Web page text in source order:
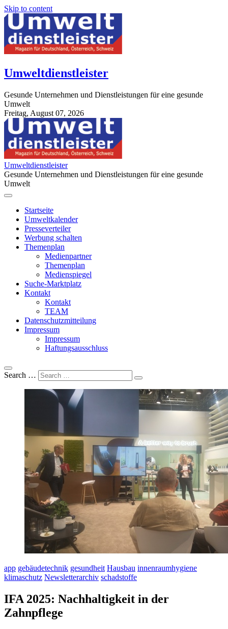
Skip to content
Umweltdienstleister
Gesunde Unternehmen und Dienstleistungen für eine gesunde
Umwelt
Freitag, August 07, 2026
StuttgartApotheke.com
Umweltdienstleister
Gesunde Unternehmen und Dienstleistungen für eine gesunde
Umwelt
Startseite
Umweltkalender
Presseverteiler
Werbung schalten
Themenplan
Medienpartner
Themenplan
Medienspiegel
Suche-Marktplatz
Kontakt
Kontakt
TEAM
Datenschutzmitteilung
Impressum
Impressum
Haftungsausschluss
Search …
app gebäudetechnik gesundheit Hausbau innenraumhygiene
klimaschutz Newsletterarchiv schadstoffe
IFA 2025: Nachhaltigkeit in der
Zahnpflege